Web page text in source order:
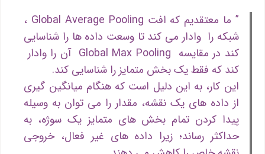
” ما معتقدیم که افت Global Average Pooling ،
شبکه را وادار می کند تا وسعت داده ها را شناسایی
کند در مقایسه Global Max Pooling آن را وادار
کند که فقط یک بخش متمایز را شناسایی کند.
این کار، به این دلیل است که هنگام میانگین گیری
از داده های یک نقشه، مقدار را می توان به وسیله
پیدا کردن تمام بخش های متمایز یک سوژه، به
حداکثر رساند؛ زیرا داده های غیر فعال، خروجی